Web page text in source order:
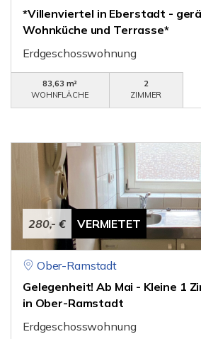
*Villenviertel in Eberstadt -
Wohnküche und Terrasse*
Erdgeschosswohnung
83,63 m²
WOHNFLÄCHE
2
ZIMMER
280,- € VERMIETET
Ober-Ramstadt
Gelegenheit! Ab Mai - Kleine 1
in Ober-Ramstadt
Erdgeschosswohnung